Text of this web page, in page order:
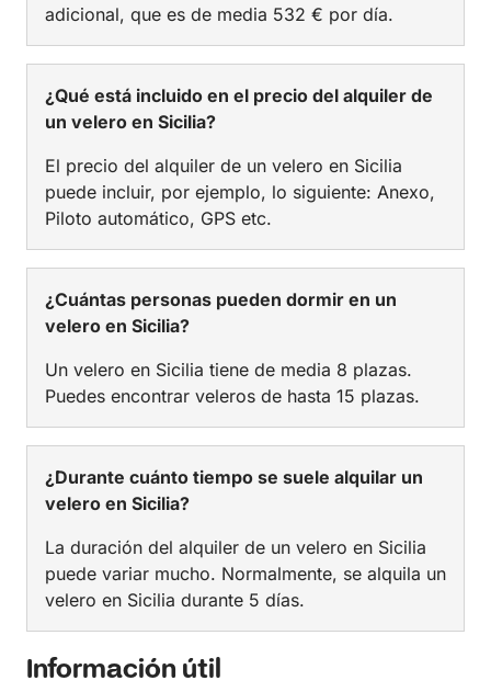
adicional, que es de media 532 € por día.
¿Qué está incluido en el precio del alquiler de
un velero en Sicilia?
El precio del alquiler de un velero en Sicilia
puede incluir, por ejemplo, lo siguiente: Anexo,
Piloto automático, GPS etc.
¿Cuántas personas pueden dormir en un
velero en Sicilia?
Un velero en Sicilia tiene de media 8 plazas.
Puedes encontrar veleros de hasta 15 plazas.
¿Durante cuánto tiempo se suele alquilar un
velero en Sicilia?
La duración del alquiler de un velero en Sicilia
puede variar mucho. Normalmente, se alquila un
velero en Sicilia durante 5 días.
Información útil